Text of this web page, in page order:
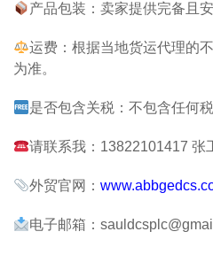
产品包装：卖家提供完备且
运费：根据当地货运代理的
为准。
是否包含关税：不包含任何
请联系我：13822101417 张
外贸官网：
电子邮箱：